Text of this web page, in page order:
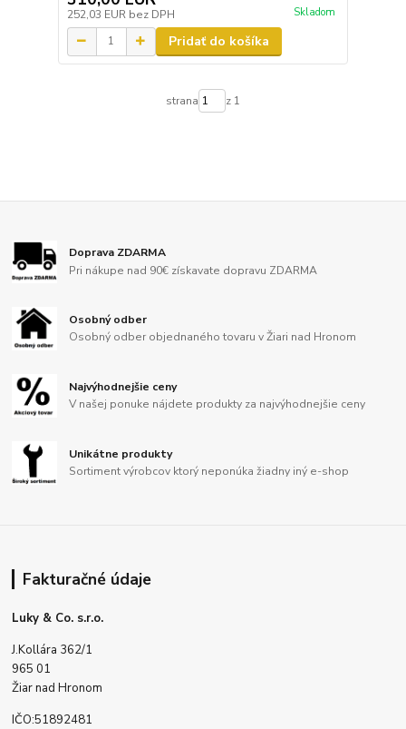
252,03 EUR bez DPH Skladom
Pridať do košíka
strana z 1
Doprava ZDARMA
Pri nákupe nad 90€ získavate dopravu ZDARMA
Osobný odber
Osobný odber objednaného tovaru v Žiari nad Hronom
Najvýhodnejšie ceny
V našej ponuke nájdete produkty za najvýhodnejšie ceny
Unikátne produkty
Sortiment výrobcov ktorý neponúka žiadny iný e-shop
Fakturačné údaje
Luky & Co. s.r.o.
J.Kollára 362/1
965 01
Žiar nad Hronom
IČO:51892481